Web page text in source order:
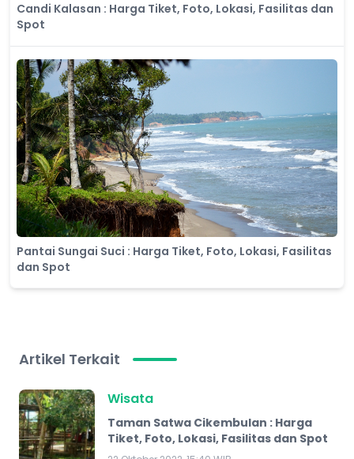
Candi Kalasan : Harga Tiket, Foto, Lokasi, Fasilitas dan
Spot
Pantai Sungai Suci : Harga Tiket, Foto, Lokasi, Fasilitas
dan Spot
Artikel Terkait
Wisata
Taman Satwa Cikembulan : Harga
Tiket, Foto, Lokasi, Fasilitas dan Spot